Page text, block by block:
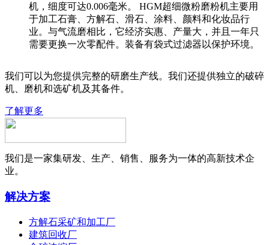
机，细度可达0.006毫米。 HGM超细微粉磨粉机主要用
于加工石膏、方解石、滑石、涂料、颜料和化妆品行
业。与气流磨相比，它经济实惠、产量大，并且一年只
需要更换一次零配件。装备有袋式过滤器以保护环境。
我们可以为您提供完整的研磨生产线。我们还提供独立的破碎
机、磨机和选矿机及其备件。
了解更多
我们是一家集研发、生产、销售、服务为一体的高新技术企
业。
解决方案
方解石采矿和加工厂
建筑回收厂